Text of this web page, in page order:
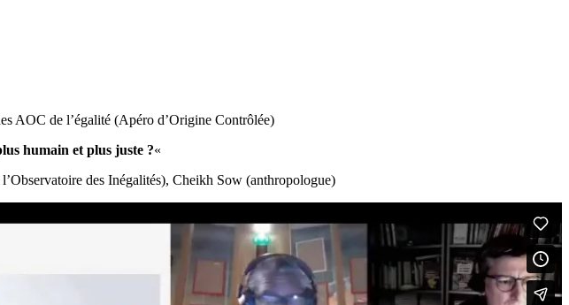
AOC de l’égalité (Apéro d’Origine Contrôlée)
humain et plus juste ?«
des Inégalités), Cheikh Sow (anthropologue)